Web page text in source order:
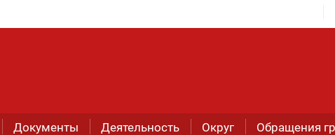
Документы Деятельность Округ Обращения